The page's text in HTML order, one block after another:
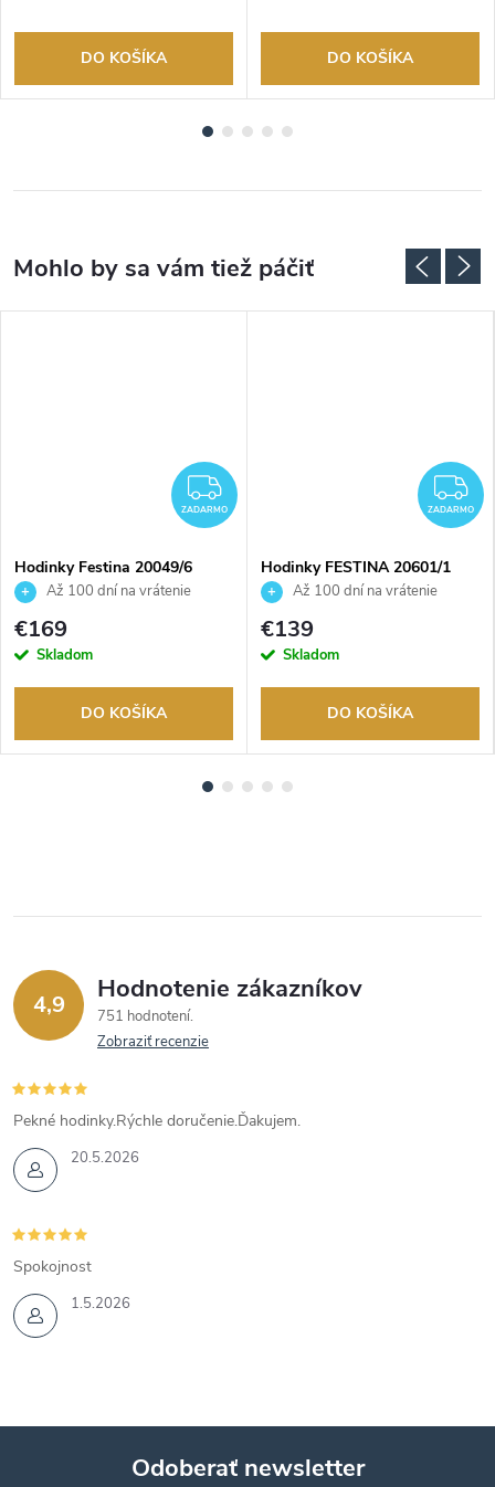
DO KOŠÍKA DO KOŠÍKA
ZADARMO
ZADARMO
Hodinky Festina 20049/6
Až 100 dní na vrátenie
tovaru. Autorizovaný predajca.
€169
Skladom
DO KOŠÍKA
ZADARMO
Hodinky FESTINA 20601/1
Až 100 dní na vrátenie
tovaru. Autorizovaný predajca.
€139
Skladom
DO KOŠÍKA
4,9 Hodnotenie zákazníkov
751 hodnotení
Zobraziť recenzie
20.5.2026
Pekné hodinky.Rýchle doručenie.Ďakujem.
1.5.2026
Spokojnost
Odoberať newsletter